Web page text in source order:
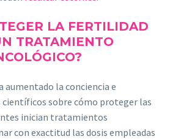
LA FERTILIDAD
TRATAMIENTO
aumentado la conciencia e
científicos sobre cómo proteger las
inician tratamientos
con exactitud las dosis empleadas